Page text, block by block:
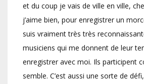
et du coup je vais de ville en ville,
j’aime bien, pour enregistrer un
suis vraiment très très
musiciens qui me donnent de leur
enregistrer avec moi. Ils participent
semble. C’est aussi une sorte de